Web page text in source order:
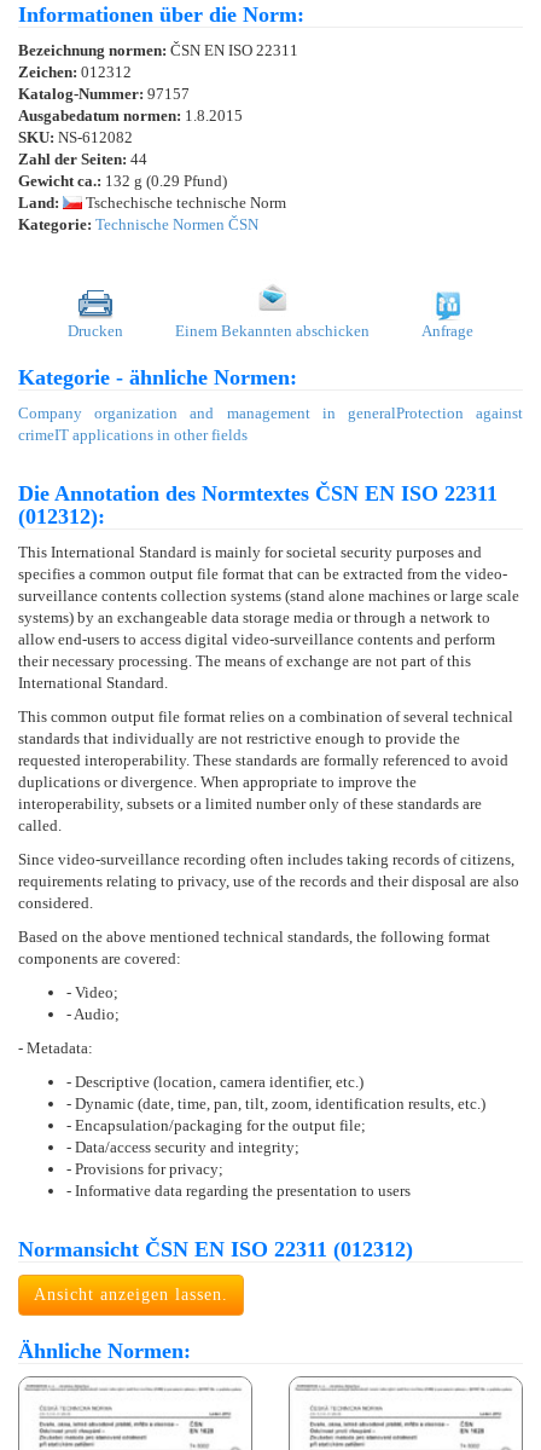
Informationen über die Norm:
Bezeichnung normen: ČSN EN ISO 22311
Zeichen: 012312
Katalog-Nummer: 97157
Ausgabedatum normen: 1.8.2015
SKU: NS-612082
Zahl der Seiten: 44
Gewicht ca.: 132 g (0.29 Pfund)
Land:
Tschechische technische Norm
Kategorie: Technische Normen ČSN
Drucken Einem Bekannten abschicken Anfrage
Kategorie - ähnliche Normen:
Company organization and management in generalProtection against
crimeIT applications in other fields
Die Annotation des Normtextes ČSN EN ISO 22311
(012312):
This International Standard is mainly for societal security purposes and
specifies a common output file format that can be extracted from the video-
surveillance contents collection systems (stand alone machines or large scale
systems) by an exchangeable data storage media or through a network to
allow end-users to access digital video-surveillance contents and perform
their necessary processing. The means of exchange are not part of this
International Standard.
This common output file format relies on a combination of several technical
standards that individually are not restrictive enough to provide the
requested interoperability. These standards are formally referenced to avoid
duplications or divergence. When appropriate to improve the
interoperability, subsets or a limited number only of these standards are
called.
Since video-surveillance recording often includes taking records of citizens,
requirements relating to privacy, use of the records and their disposal are also
considered.
Based on the above mentioned technical standards, the following format
components are covered:
- Video;
- Audio;
- Metadata:
- Descriptive (location, camera identifier, etc.)
- Dynamic (date, time, pan, tilt, zoom, identification results, etc.)
- Encapsulation/packaging for the output file;
- Data/access security and integrity;
- Provisions for privacy;
- Informative data regarding the presentation to users
Normansicht ČSN EN ISO 22311 (012312)
Ansicht anzeigen lassen.
Ähnliche Normen: